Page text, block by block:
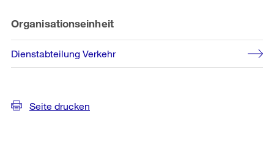
Organisationseinheit
Dienstabteilung Verkehr
Seite drucken